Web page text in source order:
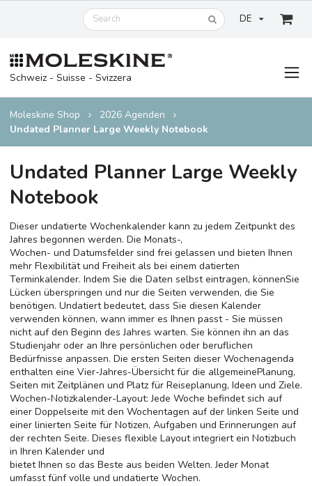
DE
Schweiz - Suisse - Svizzera
Moleskine Shop
2026 Agenden
Undated Planner Large Weekly Notebook
Undated Planner Large Weekly
Notebook
Dieser undatierte Wochenkalender kann zu jedem Zeitpunkt des
Jahres begonnen werden. Die Monats-,
Wochen- und Datumsfelder sind frei gelassen und bieten Ihnen
mehr Flexibilität und Freiheit als bei einem datierten
Terminkalender. Indem Sie die Daten selbst eintragen, könnenSie
Lücken überspringen und nur die Seiten verwenden, die Sie
benötigen. Undatiert bedeutet, dass Sie diesen Kalender
verwenden können, wann immer es Ihnen passt - Sie müssen
nicht auf den Beginn des Jahres warten. Sie können ihn an das
Studienjahr oder an Ihre persönlichen oder beruflichen
Bedürfnisse anpassen. Die ersten Seiten dieser Wochenagenda
enthalten eine Vier-Jahres-Übersicht für die allgemeinePlanung,
Seiten mit Zeitplänen und Platz für Reiseplanung, Ideen und Ziele.
Wochen-Notizkalender-Layout: Jede Woche befindet sich auf
einer Doppelseite mit den Wochentagen auf der linken Seite und
einer linierten Seite für Notizen, Aufgaben und Erinnerungen auf
der rechten Seite. Dieses flexible Layout integriert ein Notizbuch
in Ihren Kalender und
bietet Ihnen so das Beste aus beiden Welten. Jeder Monat
umfasst fünf volle und undatierte Wochen.